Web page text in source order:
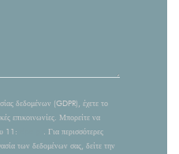
δεδομένων (GDPR), έχετε το
επικοινωνίες. Μπορείτε να
11:
. Για περισσότερες
των δεδομένων σας, δείτε την